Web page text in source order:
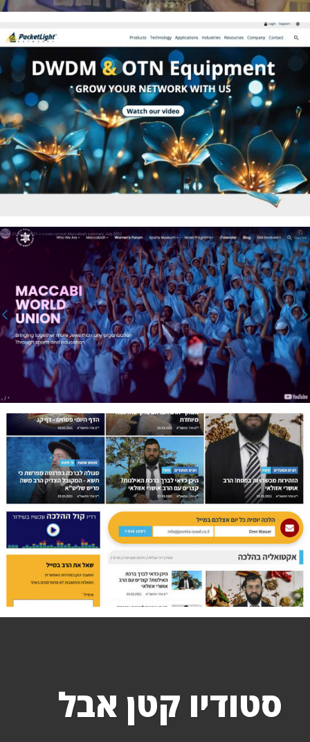
סטודיו קטן אבל